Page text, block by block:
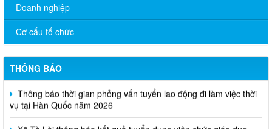
Doanh nghiệp
Cơ cấu tổ chức
THÔNG BÁO
UBND xã ban hành các Thông báo thu hồi đất thực hiện dự án
Thủy điện Phú Tân 1 tại xã Tà Lài, thành phố Đồng Nai
Tà Lài triển khai tiếp nhận hồ sơ miễn, giảm học phí học kỳ II
năm học 2025 – 2026 cho học sinh, sinh viên
Thông báo thời gian phỏng vấn tuyển lao động đi làm việc thời
vụ tại Hàn Quốc năm 2026
Xã Tà Lài thông báo kết quả tuyển dụng viên chức giáo dục